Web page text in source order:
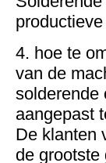
4. hoe te
van de
solderende
aangepast
De klanten
de grootste